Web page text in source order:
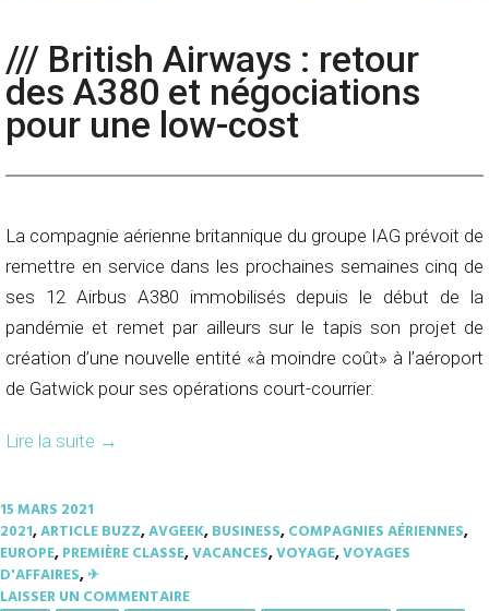
/// British Airways : retour
des A380 et négociations
pour une low-cost
La compagnie aérienne britannique du groupe IAG prévoit de
remettre en service dans les prochaines semaines cinq de
ses 12 Airbus A380 immobilisés depuis le début de la
pandémie et remet par ailleurs sur le tapis son projet de
création d’une nouvelle entité «à moindre coût» à l’aéroport
de Gatwick pour ses opérations court-courrier.
Lire la suite →
15 MARS 2021
2021,ARTICLE BUZZ,AVGEEK,BUSINESS,COMPAGNIES AÉRIENNES,
EUROPE,PREMIÈRE CLASSE,VACANCES,VOYAGE,VOYAGES
D'AFFAIRES,✈︎
LAISSER UN COMMENTAIRE